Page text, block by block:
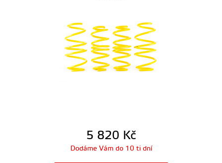
5 820 Kč
Dodáme Vám do 10 ti dní